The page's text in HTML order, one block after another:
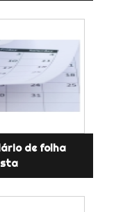
de folha